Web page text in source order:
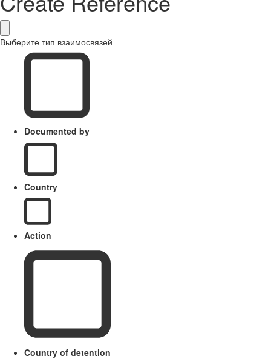
Выберите тип взаимосвязей
Documented by
Country
Action
Country of detention